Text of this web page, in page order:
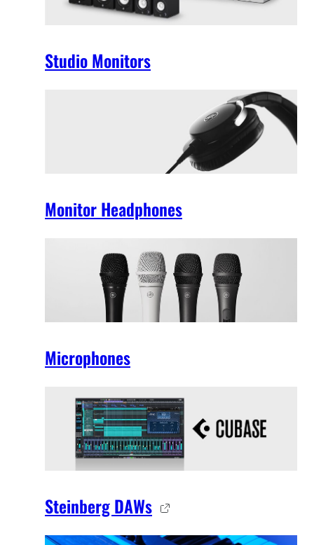
Studio Monitors
Monitor Headphones
Microphones
Steinberg DAWs